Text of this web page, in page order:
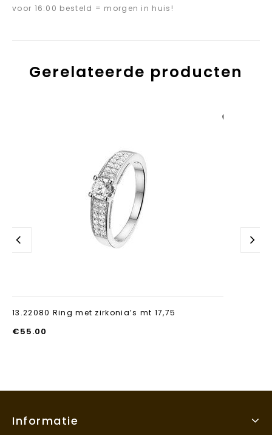
voor 16:00 besteld = morgen in huis!
Gerelateerde producten
13.22080 Ring met zirkonia’s mt 17,75
€55.00
Informatie